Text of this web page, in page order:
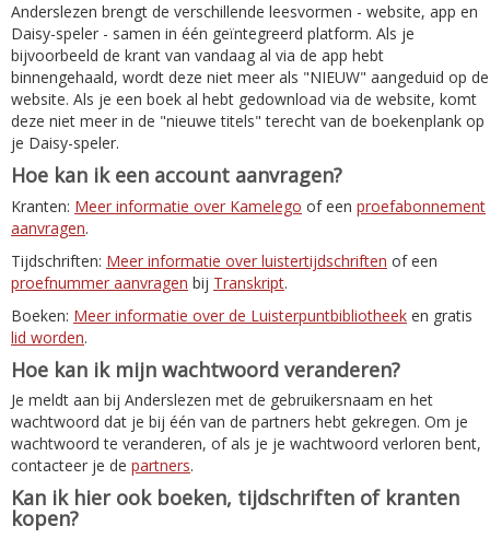
Anderslezen brengt de verschillende leesvormen - website, app en
Daisy-speler - samen in één geïntegreerd platform. Als je
bijvoorbeeld de krant van vandaag al via de app hebt
binnengehaald, wordt deze niet meer als "NIEUW" aangeduid op de
website. Als je een boek al hebt gedownload via de website, komt
deze niet meer in de "nieuwe titels" terecht van de boekenplank op
je Daisy-speler.
Hoe kan ik een account aanvragen?
Kranten: Meer informatie over Kamelego of een proefabonnement
aanvragen.
Tijdschriften: Meer informatie over luistertijdschriften of een
proefnummer aanvragen bij Transkript.
Boeken: Meer informatie over de Luisterpuntbibliotheek en gratis
lid worden.
Hoe kan ik mijn wachtwoord veranderen?
Je meldt aan bij Anderslezen met de gebruikersnaam en het
wachtwoord dat je bij één van de partners hebt gekregen. Om je
wachtwoord te veranderen, of als je je wachtwoord verloren bent,
contacteer je de partners.
Kan ik hier ook boeken, tijdschriften of kranten
kopen?